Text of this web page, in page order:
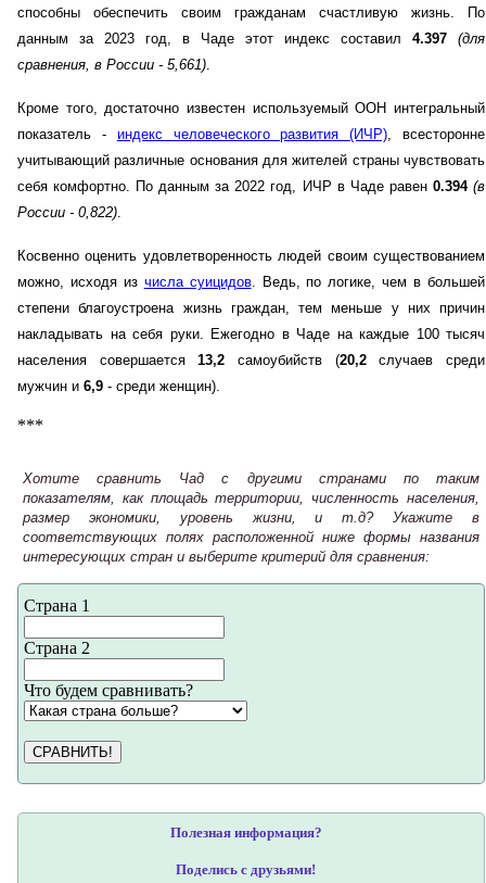
способны обеспечить своим гражданам счастливую жизнь. По
данным за 2023 год, в Чаде этот индекс составил 4.397
(для
сравнения, в России - 5,661).
Кроме того, достаточно известен используемый ООН интегральный
показатель - индекс человеческого развития (ИЧР), всесторонне
учитывающий различные основания для жителей страны чувствовать
себя комфортно. По данным за 2022 год, ИЧР в Чаде равен 0.394 (в
России - 0,822).
Косвенно оценить удовлетворенность людей своим существованием
можно, исходя из числа суицидов. Ведь, по логике, чем в большей
степени благоустроена жизнь граждан, тем меньше у них причин
накладывать на себя руки. Ежегодно в Чаде на каждые 100 тысяч
населения совершается13,2 самоубийств (20,2случаев среди
мужчин и 6,9 - среди женщин).
***
Хотите сравнить Чад с другими странами по таким
показателям, как площадь территории, численность населения,
размер экономики, уровень жизни, и т.д? Укажите в
соответствующих полях расположенной ниже формы названия
интересующих стран и выберите критерий для сравнения:
Страна 1
Страна 2
Что будем сравнивать?
СРАВНИТЬ!
Полезная информация?
Поделись с друзьями!